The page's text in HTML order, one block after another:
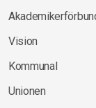
Vision
Kommunal
Unionen